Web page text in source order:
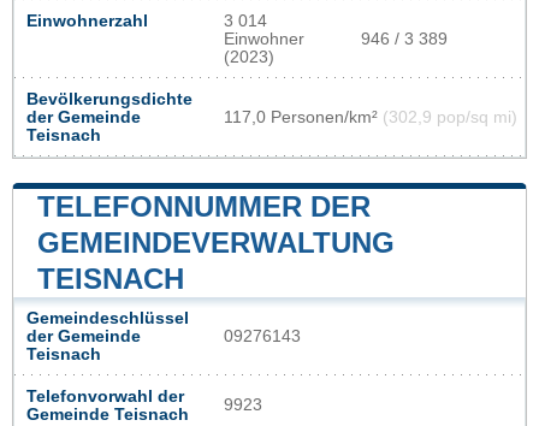
Einwohnerzahl
3 014
Einwohner
(2023)
946 / 3 389
Bevölkerungsdichte
der Gemeinde
Teisnach
117,0 Personen/km² (302,9 pop/sq mi)
TELEFONNUMMER DER
GEMEINDEVERWALTUNG
TEISNACH
Gemeindeschlüssel
der Gemeinde
Teisnach
09276143
Telefonvorwahl der
Gemeinde Teisnach
9923